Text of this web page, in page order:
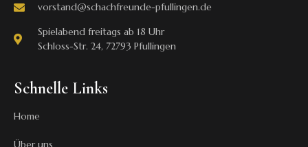
vorstand@schachfreunde-pfullingen.de
Spielabend freitags ab 18 Uhr
Schloss-Str. 24, 72793 Pfullingen
Schnelle Links
Home
Über uns